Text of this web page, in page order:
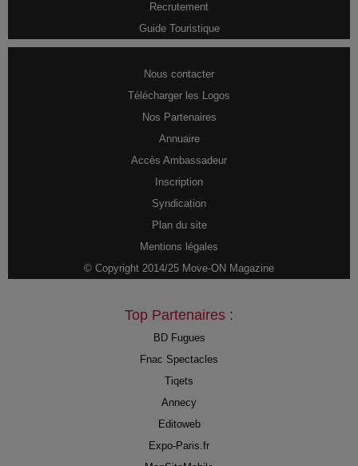
Recrutement
Guide Touristique
Nous contacter
Télécharger les Logos
Nos Partenaires
Annuaire
Accès Ambassadeur
Inscription
Syndication
Plan du site
Mentions légales
© Copyright 2014/25 Move-ON Magazine
Top Partenaires :
BD Fugues
Fnac Spectacles
Tiqets
Annecy
Editoweb
Expo-Paris.fr